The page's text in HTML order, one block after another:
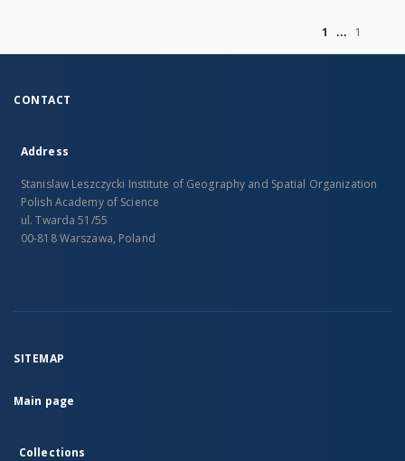
1
1
CONTACT
Address
Stanislaw Leszczycki Institute of Geography and Spatial Organization
Polish Academy of Science
ul. Twarda 51/55
00-818 Warszawa, Poland
SITEMAP
Main page
Collections